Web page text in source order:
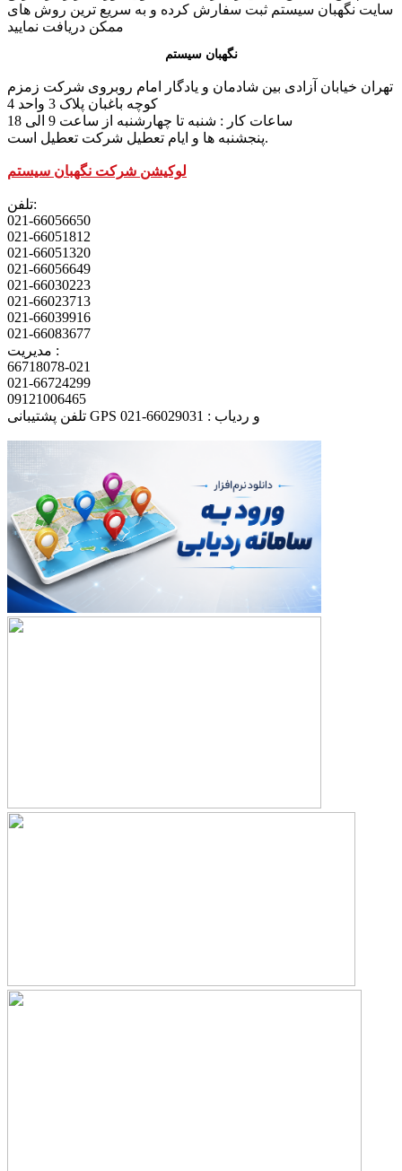
سایت نگهبان سیستم ثبت سفارش کرده و به سریع ترین روش های
ممکن دریافت نمایید
نگهبان سیستم
تهران خیابان آزادی بین شادمان و یادگار امام روبروی شرکت زمزم
کوچه باغبان پلاک 3 واحد 4
پنجشنبه ها و ایام تعطیل شرکت تعطیل است.
لوکیشن شرکت نگهبان سیستم
تلفن:
021-66056650
021-66051812
021-66051320
021-66056649
021-66030223
021-66023713
021-66039916
021-66083677
مدیریت :
66718078-021
021-66724299
09121006465
تلفن پشتیبانی GPS و ردیاب : 66029031-021